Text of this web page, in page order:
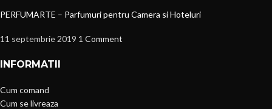
PERFUMARTE – Parfumuri pentru Camera si Hoteluri
11 septembrie 2019 1 Comment
INFORMATII
Cum comand
Cum se livreaza